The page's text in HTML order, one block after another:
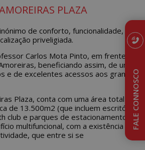
FALE CONNOSCO
PLAZA
de conforto, funcionalidade,
priveligiada.
Carlos Mota Pinto, em frente ao
beneficiando assim, de uma
e de excelentes acessos aos grandes
Plaza, conta com uma área total de
de 13.500m2 (que incluem escritórios,
club e parques de estacionamento),
multifuncional, com a existência de
que entre si se